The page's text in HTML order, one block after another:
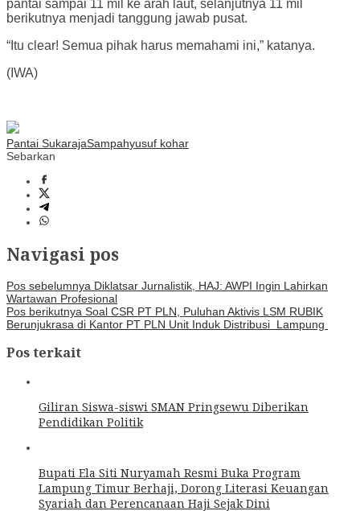
pantai sampai 11 mil ke arah laut, selanjutnya 11 mil
berikutnya menjadi tanggung jawab pusat.
“Itu clear! Semua pihak harus memahami ini,” katanya.
(IWA)
Pantai SukarajaSampahyusuf kohar
Sebarkan
Navigasi pos
Pos sebelumnya Diklatsar Jurnalistik, HAJ: AWPI Ingin Lahirkan
Wartawan Profesional
Pos berikutnya Soal CSR PT PLN, Puluhan Aktivis LSM RUBIK
Berunjukrasa di Kantor PT PLN Unit Induk Distribusi Lampung
Pos terkait
Giliran Siswa-siswi SMAN Pringsewu Diberikan
Pendidikan Politik
Bupati Ela Siti Nuryamah Resmi Buka Program
Lampung Timur Berhaji, Dorong Literasi Keuangan
Syariah dan Perencanaan Haji Sejak Dini